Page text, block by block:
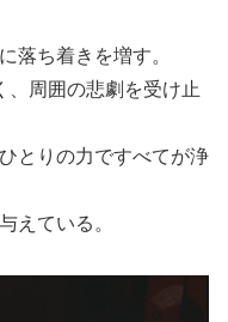
落ち着きを増す。
、周囲の悲劇を受け止
とりの力ですべてが浄
えている。